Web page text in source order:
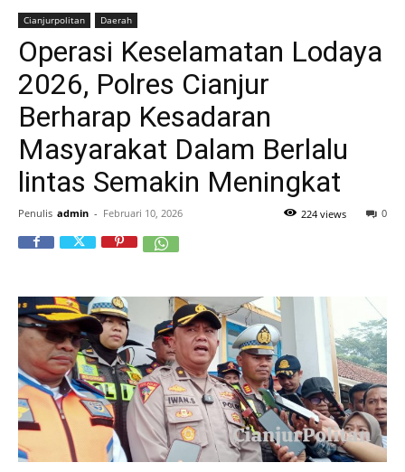
Cianjurpolitan Daerah
Operasi Keselamatan Lodaya
2026, Polres Cianjur
Berharap Kesadaran
Masyarakat Dalam Berlalu
lintas Semakin Meningkat
Penulis admin - Februari 10, 2026 0
224 views